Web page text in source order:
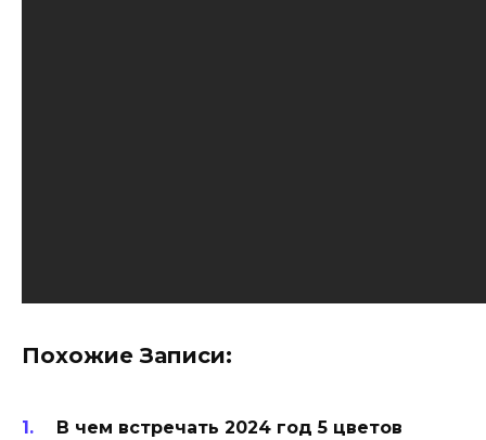
Похожие Записи:
В чем встречать 2024 год 5 цветов